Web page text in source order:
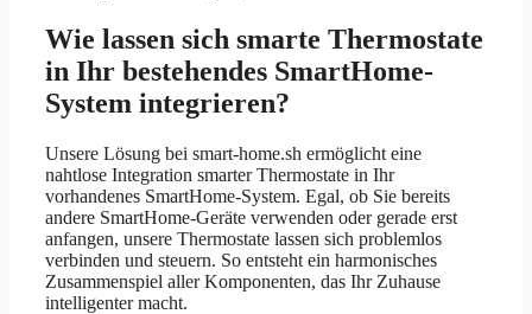
Wie lassen sich smarte Thermostate
in Ihr bestehendes SmartHome-
System integrieren?
Unsere Lösung bei smart-home.sh ermöglicht eine
nahtlose Integration smarter Thermostate in Ihr
vorhandenes SmartHome-System. Egal, ob Sie bereits
andere SmartHome-Geräte verwenden oder gerade erst
anfangen, unsere Thermostate lassen sich problemlos
verbinden und steuern. So entsteht ein harmonisches
Zusammenspiel aller Komponenten, das Ihr Zuhause
intelligenter macht.